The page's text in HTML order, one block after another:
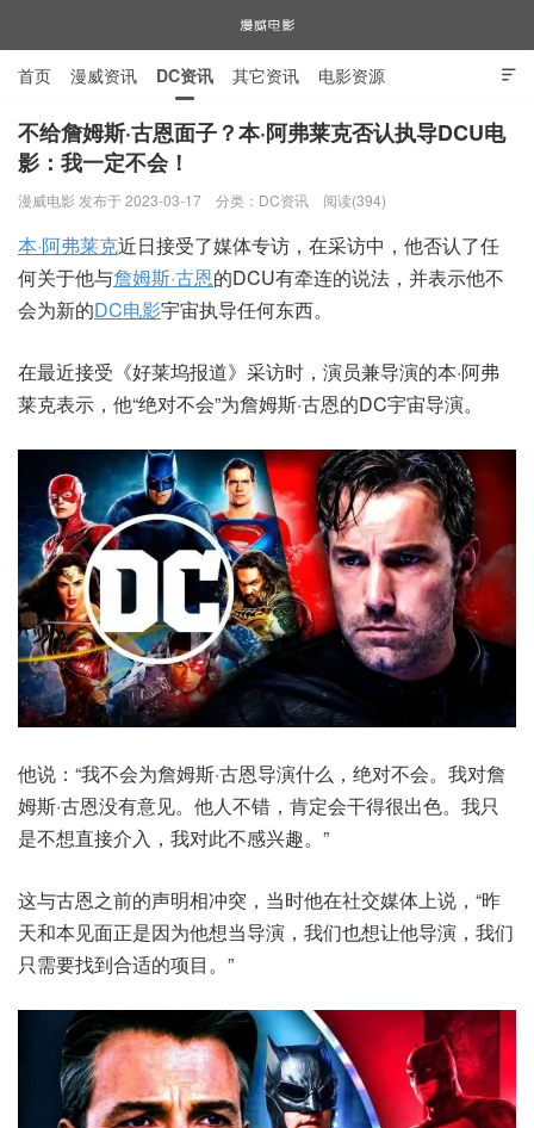
漫威电影

首页 漫威资讯 DC资讯 其它资讯 电影资源
电视剧资源 漫威图片
不给詹姆斯·古恩面子？本·阿弗莱克否认执导DCU电
影：我一定不会！
漫威电影 发布于 2023-03-17 分类： DC资讯 阅读(394)
本·阿弗莱克近日接受了媒体专访，在采访中，他否认了任
何关于他与詹姆斯·古恩的DCU有牵连的说法，并表示他不
会为新的DC电影宇宙执导任何东西。
在最近接受《好莱坞报道》采访时，演员兼导演的本·阿弗
莱克表示，他“绝对不会”为詹姆斯·古恩的DC宇宙导演。
他说：“我不会为詹姆斯·古恩导演什么，绝对不会。我对詹
姆斯·古恩没有意见。他人不错，肯定会干得很出色。我只
是不想直接介入，我对此不感兴趣。”
这与古恩之前的声明相冲突，当时他在社交媒体上说，“昨
天和本见面正是因为他想当导演，我们也想让他导演，我们
只需要找到合适的项目。”